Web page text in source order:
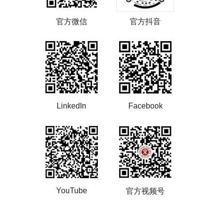
官方微信 官方抖音
LinkedIn Facebook
YouTube 官方视频号